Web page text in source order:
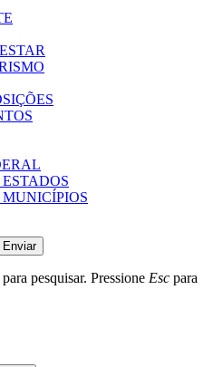
Enviar
para pesquisar. Pressione Esc para